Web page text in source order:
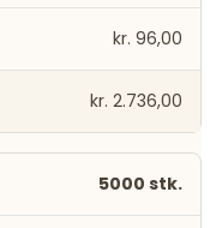
kr. 96,00
kr. 2.736,00
5000 stk.